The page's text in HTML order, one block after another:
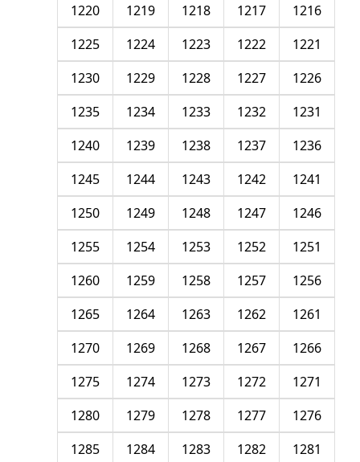
1216
1217
1218
1219
1220
1221
1222
1223
1224
1225
1226
1227
1228
1229
1230
1231
1232
1233
1234
1235
1236
1237
1238
1239
1240
1241
1242
1243
1244
1245
1246
1247
1248
1249
1250
1251
1252
1253
1254
1255
1256
1257
1258
1259
1260
1261
1262
1263
1264
1265
1266
1267
1268
1269
1270
1271
1272
1273
1274
1275
1276
1277
1278
1279
1280
1281
1282
1283
1284
1285